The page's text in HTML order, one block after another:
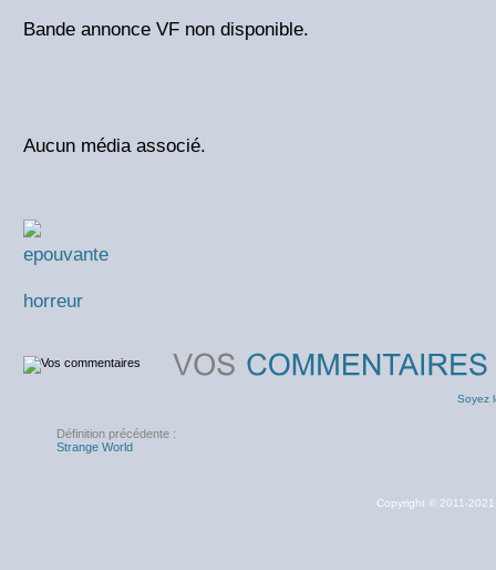
Bande annonce VF non disponible.
Aucun média associé.
epouvante
horreur
Soyez
Définition précédente :
Strange World
Copyright © 2011-